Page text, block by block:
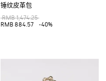
锤纹皮革包
RMB 1,474.25
RMB 884.57
-40%